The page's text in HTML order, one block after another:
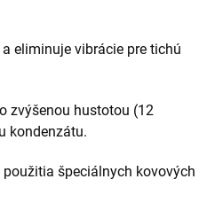
eliminuje vibrácie pre tichú
zvýšenou hustotou (12
kondenzátu.
špeciálnych kovových